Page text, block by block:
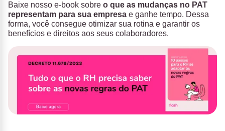
Baixe nosso e-book sobre o que as mudanças no PAT
representam para sua empresa e ganhe tempo. Dessa
forma, você consegue otimizar sua rotina e garantir os
benefícios e direitos aos seus colaboradores.